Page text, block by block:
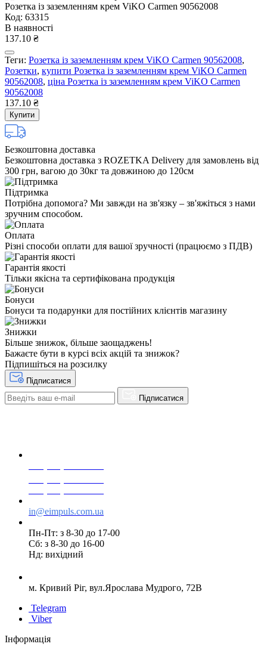
Розетка із заземленням крем ViKO Carmen 90562008
Код: 63315
В наявності
137.10 ₴
Теги: Розетка із заземленням крем ViKO Carmen 90562008,
Розетки, купити Розетка із заземленням крем ViKO Carmen
90562008, ціна Розетка із заземленням крем ViKO Carmen
90562008
137.10 ₴
Купити
Безкоштовна доставка
Безкоштовна доставка з ROZETKA Delivery для замовлень від
300 грн, вагою до 30кг та довжиною до 120см
Підтримка
Потрібна допомога? Ми завжди на зв'язку – зв'яжіться з нами
зручним способом.
Оплата
Різні способи оплати для вашої зручності (працюємо з ПДВ)
Гарантія якості
Тільки якісна та сертифікована продукція
Бонуси
Бонуси та подарунки для постійних клієнтів магазину
Знижки
Більше знижок, більше заощаджень!
Бажаєте бути в курсі всіх акцій та знижок?
Підпишіться на розсилку
Підписатися
Підписатися
in@eimpuls.com.ua
Пн-Пт: з 8-30 до 17-00
Сб: з 8-30 до 16-00
Нд: вихідний
м. Кривий Ріг, вул.Ярослава Мудрого, 72В
Telegram
Viber
Інформація